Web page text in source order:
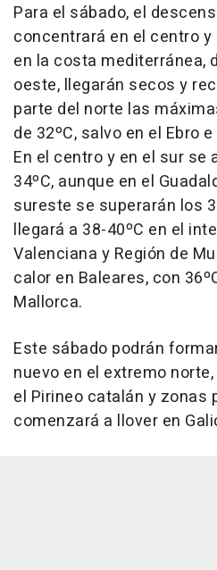
Para el sábado, el
concentrará en el centro
en la costa mediterránea,
oeste, llegarán secos y
parte del norte las
de 32ºC, salvo en el Ebro
En el centro y en el sur se
34ºC, aunque en el
sureste se superarán los
llegará a 38-40ºC en el
Valenciana y Región de
calor en Baleares, con
Mallorca.
Este sábado podrán
nuevo en el extremo
el Pirineo catalán y zonas
comenzará a llover en